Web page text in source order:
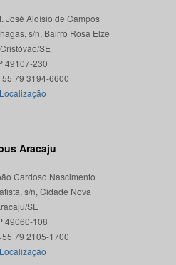
José Aloísio de Campos
s/n, Bairro Rosa Elze
SE
49107-230
Localização
Aracaju
Cardoso Nascimento
s/n, Cidade Nova
SE
49060-108
Localização